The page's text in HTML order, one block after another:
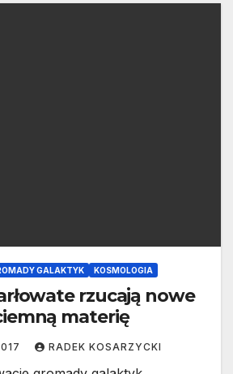
GALAKTYK KOSMOLOGIA
rzucają nowe
materię
RADEK KOSARZYCKI